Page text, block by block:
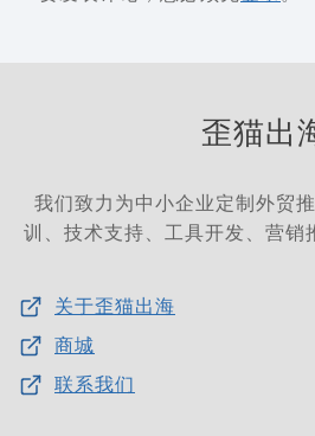
歪猫出
我们致力为中小企业定制外贸
训、技术支持、工具开发、营销
关于歪猫出海
商城
联系我们